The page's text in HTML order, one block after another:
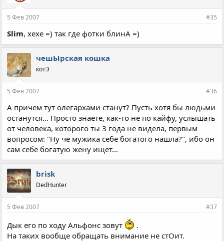
5 Фев 2007 #35
Slim, хехе =) так где фотки блинА =)
чешЫрская кошка
котЭ
5 Фев 2007 #36
А причем тут олегархами станут? Пусть хотя бы людьми
останутся... Просто знаете, как-то не по кайфу, услышать
от человека, которого ты 3 года не видела, первым
вопросом: "Ну че мужика себе богатого нашла?", ибо он
сам себе богатую жену ищет...
brisk
DedHunter
5 Фев 2007 #37
Дык его по ходу Альфонс зовут
.
На таких вообще обращать внимание не стОит.